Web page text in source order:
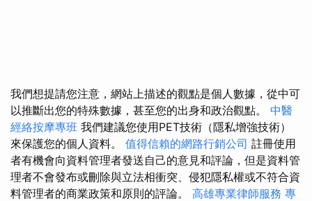
我們想提請您注意，網站上描述的觀點是個人數據，從中可
以推斷出您的特殊數據，甚至您的出身和政治觀點。 中醫
經絡按摩專班 我們建議您使用PET技術（隱私增強技術）
來保護您的個人資料。 值得信賴的網路行銷公司 註冊使用
者有機會向資料管理者發送自己的意見和評論，但是資料管
理者不會發布或刪除與立法相衝突、侵犯隱私權或不符合資
料管理者的商業政策和原則的評論。 高雄專業律師服務 專